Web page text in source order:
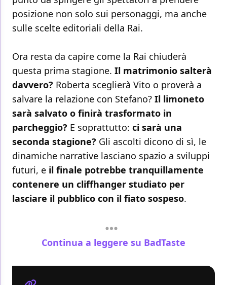
posizione non solo sui personaggi, ma anche
sulle scelte editoriali della Rai.
Ora resta da capire come la Rai chiuderà
questa prima stagione. Il matrimonio salterà
davvero? Roberta sceglierà Vito o proverà a
salvare la relazione con Stefano? Il limoneto
sarà salvato o finirà trasformato in
parcheggio? E soprattutto: ci sarà una
seconda stagione? Gli ascolti dicono di sì, le
dinamiche narrative lasciano spazio a sviluppi
futuri, e il finale potrebbe tranquillamente
contenere un cliffhanger studiato per
lasciare il pubblico con il fiato sospeso.
Continua a leggere su BadTaste